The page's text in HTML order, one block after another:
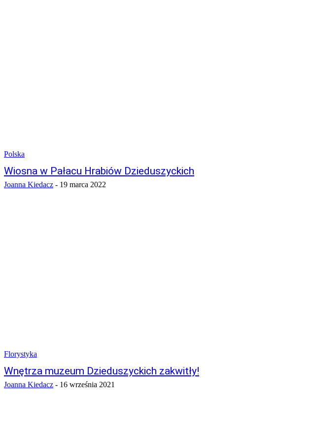
Polska
Wiosna w Pałacu Hrabiów Dzieduszyckich
Joanna Kiedacz - 19 marca 2022
Florystyka
Wnętrza muzeum Dzieduszyckich zakwitły!
Joanna Kiedacz - 16 września 2021